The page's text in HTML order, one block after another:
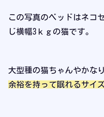
この写真のベッドはネコ
じ横幅3ｋｇの猫です。
大型種の猫ちゃんやかな
余裕を持って眠れるサイ